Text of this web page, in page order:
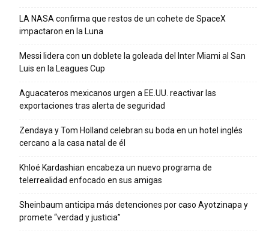
LA NASA confirma que restos de un cohete de SpaceX
impactaron en la Luna
Messi lidera con un doblete la goleada del Inter Miami al San
Luis en la Leagues Cup
Aguacateros mexicanos urgen a EE.UU. reactivar las
exportaciones tras alerta de seguridad
Zendaya y Tom Holland celebran su boda en un hotel inglés
cercano a la casa natal de él
Khloé Kardashian encabeza un nuevo programa de
telerrealidad enfocado en sus amigas
Sheinbaum anticipa más detenciones por caso Ayotzinapa y
promete “verdad y justicia”